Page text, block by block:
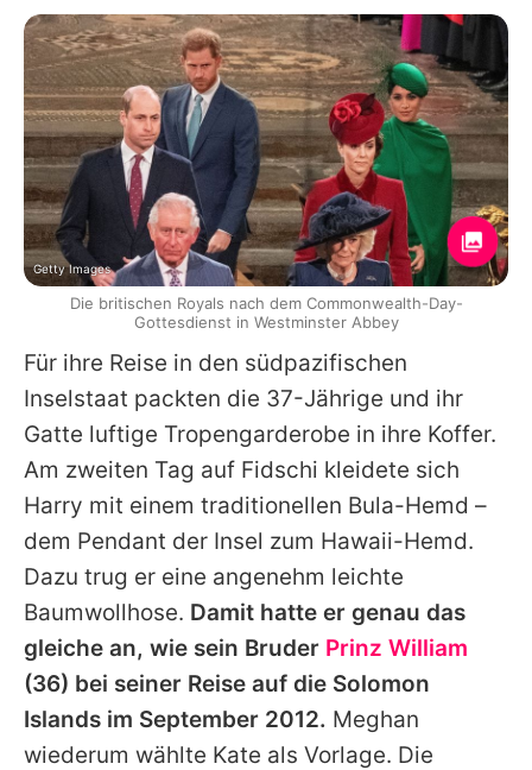
Für ihre Reise in den südpazifischen
Inselstaat packten die 37-Jährige und ihr
Gatte luftige Tropengarderobe in ihre Koffer.
Am zweiten Tag auf Fidschi kleidete sich
Harry mit einem traditionellen Bula-Hemd –
dem Pendant der Insel zum Hawaii-Hemd.
Dazu trug er eine angenehm leichte
Baumwollhose. Damit hatte er genau das
gleiche an, wie sein Bruder Prinz William
(36) bei seiner Reise auf die Solomon
Islands im September 2012. Meghan
wiederum wählte Kate als Vorlage. Die
Getty Images
Die britischen Royals nach dem Commonwealth-Day-
Gottesdienst in Westminster Abbey